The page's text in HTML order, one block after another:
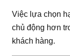
Việc lựa chọn
chủ động hơn
khách hàng.